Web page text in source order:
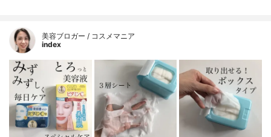
美容ブロガー / コスメマニア
index